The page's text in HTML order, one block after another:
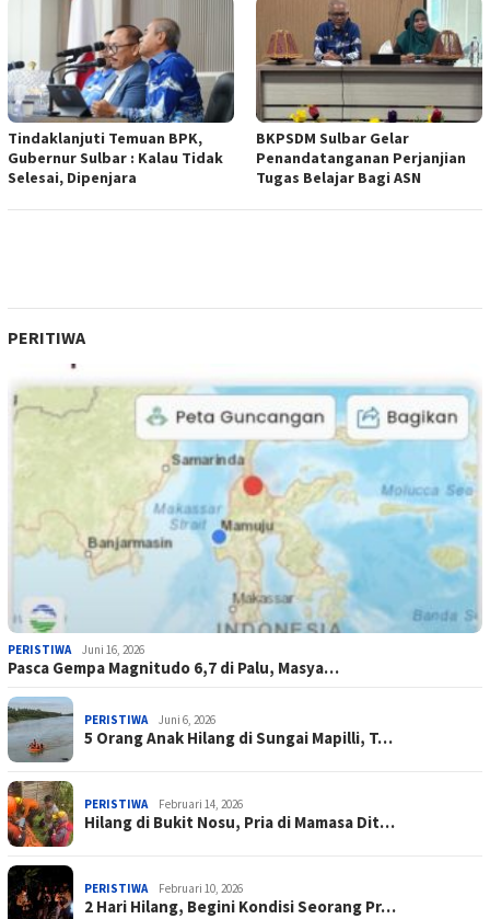
Tindaklanjuti Temuan BPK,
Gubernur Sulbar : Kalau Tidak
Selesai, Dipenjara
BKPSDM Sulbar Gelar
Penandatanganan Perjanjian
Tugas Belajar Bagi ASN
PERITIWA
PERISTIWA Juni 16, 2026
Pasca Gempa Magnitudo 6,7 di Palu, Masya…
PERISTIWA Juni 6, 2026
5 Orang Anak Hilang di Sungai Mapilli, T…
PERISTIWA Februari 14, 2026
Hilang di Bukit Nosu, Pria di Mamasa Dit…
PERISTIWA Februari 10, 2026
2 Hari Hilang, Begini Kondisi Seorang Pr…